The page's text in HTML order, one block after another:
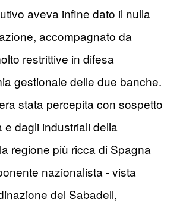
aveva infine dato il nulla
accompagnato da
restrittive in difesa
gestionale delle due banche.
stata percepita con sospetto
e dagli industriali della
regione più ricca di Spagna
nazionalista - vista
del Sabadell,